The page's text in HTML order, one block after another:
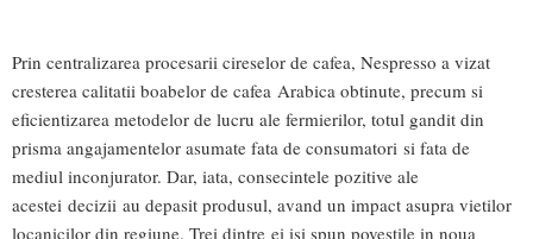
Prin centralizarea procesarii cireselor de cafea, Nespresso a vizat
cresterea calitatii boabelor de cafea Arabica obtinute, precum si
eficientizarea metodelor de lucru ale fermierilor, totul gandit din
prisma angajamentelor asumate fata de consumatori si fata de
mediul inconjurator. Dar, iata, consecintele pozitive ale
acestei decizii au depasit produsul, avand un impact asupra vietilor
locanicilor din regiune. Trei dintre ei isi spun povestile in noua